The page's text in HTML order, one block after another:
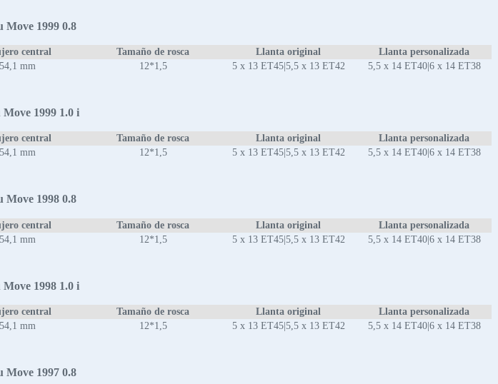
Move 1999 0.8
central Tamaño de rosca Llanta original
Llanta personalizada
54,1 mm 12*1,5 5 x 13 ET45|5,5 x 13 ET42 5,5 x 14 ET40|6 x 14 ET38
1999 1.0 i
central Tamaño de rosca Llanta original
Llanta personalizada
54,1 mm 12*1,5 5 x 13 ET45|5,5 x 13 ET42 5,5 x 14 ET40|6 x 14 ET38
Move 1998 0.8
central Tamaño de rosca Llanta original
Llanta personalizada
54,1 mm 12*1,5 5 x 13 ET45|5,5 x 13 ET42 5,5 x 14 ET40|6 x 14 ET38
1998 1.0 i
central Tamaño de rosca Llanta original
Llanta personalizada
54,1 mm 12*1,5 5 x 13 ET45|5,5 x 13 ET42 5,5 x 14 ET40|6 x 14 ET38
Move 1997 0.8